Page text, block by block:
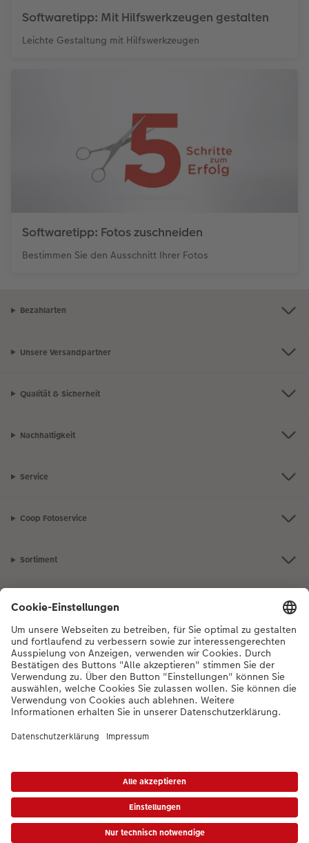
Softwaretipp: Mit Hilfswerkzeugen gestalten
Leichte Gestaltung mit Hilfswerkzeugen
Softwaretipp: Fotos zuschneiden
Bestimmen Sie den Ausschnitt Ihrer Fotos
Bezahlarten
Unsere Versandpartner
Qualität & Sicherheit
Nachhaltigkeit
Service
Coop Fotoservice
Sortiment
Inspiration
Bei Fragen zu Produkten oder der Bestellung können Sie uns gerne von
Montag bis Samstag von 8:00 – 20:00 Uhr und Sonntag von 10:00 –
20:00 Uhr (gesetzliche Feiertage ausgenommen) unter der
Telefonnummer044 499 10 36kontaktieren.
DE| FR|IT
Produkt hat ggfs. einen höheren Preis.
|AGB|Datenschutz|Impressum